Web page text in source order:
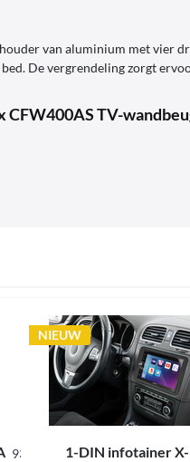
van aluminium met vier
De vergrendeling zorgt
CFW400AS TV-
93825
NIEUW
1-DIN infotainer